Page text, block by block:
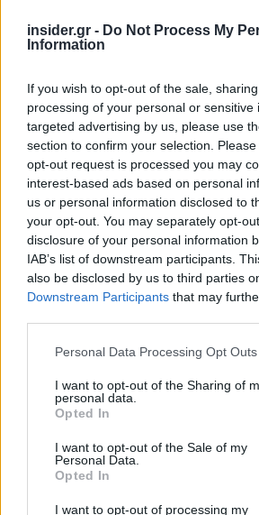
insider.gr - Do Not Process My
Information
If you wish to opt-out of the sale,
processing of your personal or sensitive
targeted advertising by us, please use
section to confirm your selection.
opt-out request is processed you may
interest-based ads based on personal
us or personal information disclosed to
your opt-out. You may separately opt-
disclosure of your personal information
IAB’s list of downstream participants.
also be disclosed by us to third parties
Downstream Participants that may
Please note that this website/app uses
not limited to your visit or usage
grant or deny consent to Google and its
use your data for below specified
consent section.
Personal Data Processing Opt Outs
I want to opt-out of the Sharing of
personal data.
Opted In
I want to opt-out of the Sale of my
Personal Data.
Opted In
I want to opt-out of processing my
Ο οδηγός του φορτηγού
κρατείται, προκειμένου να
Εισαγγελέα. Οι έρευνες
ελεγκτές εκτιμούν ότι το φορτίο
πιθανώς και με άλλες υποθέσεις.
Ακολουθήστε τοinsider.gr στο
ειδήσεις από την